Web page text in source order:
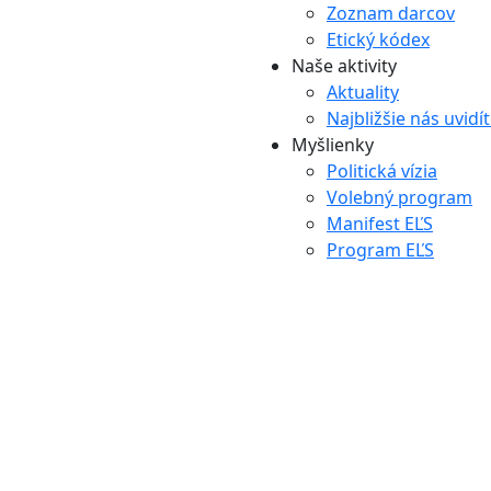
Zoznam darcov
Etický kódex
Naše aktivity
Aktuality
Najbližšie nás
Myšlienky
Politická vízia
Volebný program
Manifest EĽS
Program EĽS